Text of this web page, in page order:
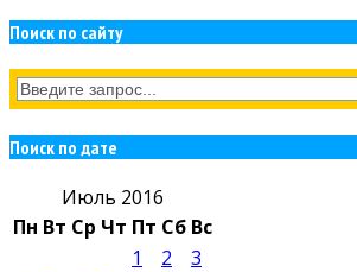
Поиск по сайту
Поиск по дате
Июль 2016
Пн Вт Ср Чт Пт Сб Вс
1 2
3